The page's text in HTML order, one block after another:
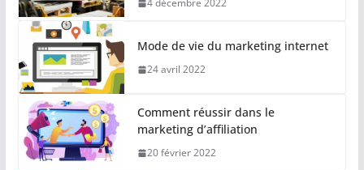
4 décembre 2022
Mode de vie du marketing internet
24 avril 2022
Comment réussir dans le
marketing d’affiliation
20 février 2022